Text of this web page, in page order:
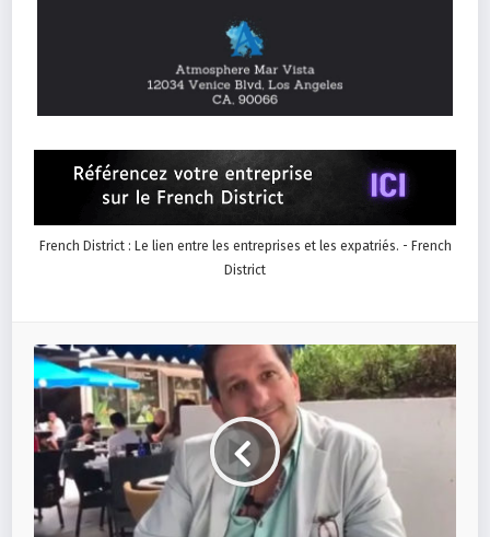
French District : Le lien entre les entreprises et les expatriés. - French
District